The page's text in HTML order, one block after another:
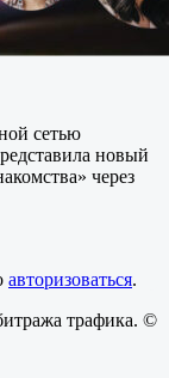
сетью
новый
через
авторизоваться.
трафика. ©